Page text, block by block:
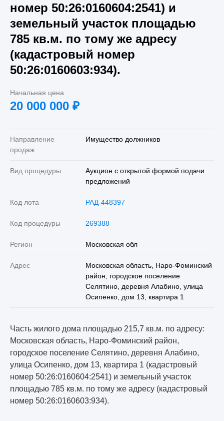
номер 50:26:0160604:2541) и
земельный участок площадью
785 кв.м. по тому же адресу
(кадастровый номер
50:26:0160603:934).
Начальная цена
20 000 000 ₽
Направление
продаж
Имущество должников
Вид процедуры
Аукцион с открытой формой подачи
предложений
Код лота РАД-448397
Код процедуры 269388
Регион Московская обл
Адрес
Московская область, Наро-Фоминский
район, городское поселение
Селятино, деревня Алабино, улица
Осипенко, дом 13, квартира 1
Часть жилого дома площадью 215,7 кв.м. по адресу:
Московская область, Наро-Фоминский район,
городское поселение Селятино, деревня Алабино,
улица Осипенко, дом 13, квартира 1 (кадастровый
номер 50:26:0160604:2541) и земельный участок
площадью 785 кв.м. по тому же адресу (кадастровый
номер 50:26:0160603:934).